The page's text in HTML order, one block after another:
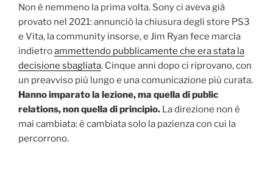
Non è nemmeno la prima volta. Sony ci aveva già
provato nel 2021: annunciò la chiusura degli store PS3
e Vita, la community insorse, e Jim Ryan fece marcia
indietroammettendo pubblicamente che era stata la
decisione sbagliata. Cinque anni dopo ci riprovano, con
un preavviso più lungo e una comunicazione più curata.
Hanno imparato la lezione, ma quella di public
relations, non quella di principio. La direzione non è
mai cambiata: è cambiata solo la pazienza con cui la
percorrono.